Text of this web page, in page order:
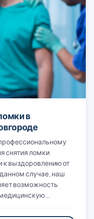
в
снятия ломки
к выздоровлению от
случае, наш
возможность